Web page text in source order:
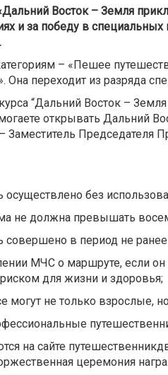
Восток – Земля
и за победу в
– «Пешее
переходит из разряда
“Дальний Восток –
открывать
Заместитель
без
не должна превышать
в период не
МЧС о маршруте, если
для жизни и здоровья;
могут не только взрослые,
на сайте
церемония